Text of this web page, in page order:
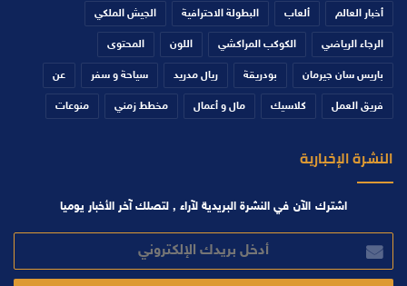
أخبار العالم ألعاب البطولة الاحترافية الجيش الملكي
الرجاء الرياضي الكوكب المراكشي اللون المحتوى
باريس سان جيرمان بودريقة ريال مدريد سياحة و سفر عن
فريق العمل كلاسيك مال و أعمال مخطط زمني منوعات
النشرة الإخبارية
اشترك الآن في النشرة البريدية لآراء , لتصلك آخر الأخبار يوميا
بريدك
الإلكتروني